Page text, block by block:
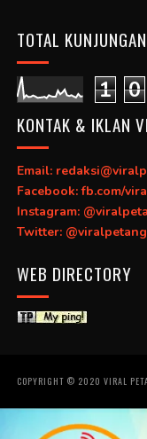
TOTAL KUNJUNGAN
1 0
KONTAK & IKLAN
Email:
Facebook: fb.com/
Instagram:
Twitter: @viralpetang
WEB DIRECTORY
COPYRIGHT © 2020 VIRAL